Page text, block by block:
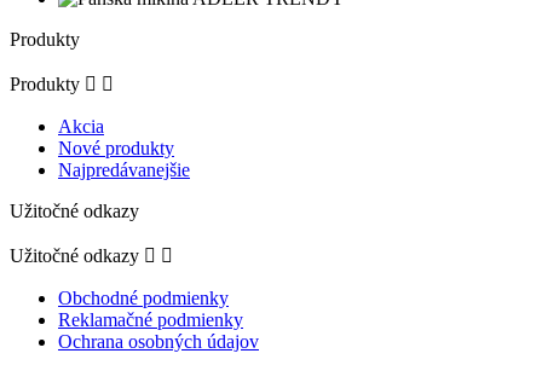
Produkty
Produkty  
Akcia
Nové produkty
Najpredávanejšie
Užitočné odkazy
Užitočné odkazy  
Obchodné podmienky
Reklamačné podmienky
Ochrana osobných údajov